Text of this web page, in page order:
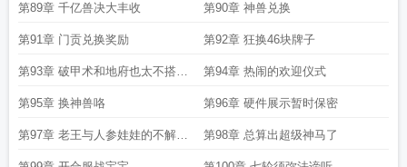
第89章 千亿兽决大丰收 第90章 神兽兑换
第91章 门贡兑换奖励 第92章 狂换46块牌子
第93章 破甲术和地府也太不搭了
吧
第94章 热闹的欢迎仪式
第95章 换神兽咯 第96章 硬件展示暂时保密
第97章 老王与人参娃娃的不解之
缘
第98章 总算出超级神马了